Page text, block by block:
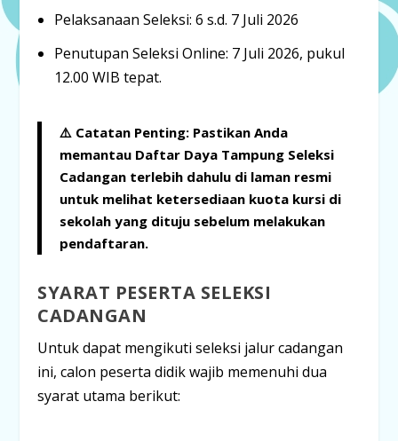
Pelaksanaan Seleksi: 6 s.d. 7 Juli 2026
Penutupan Seleksi Online: 7 Juli 2026, pukul
12.00 WIB tepat.
⚠️ Catatan Penting: Pastikan Anda
memantau Daftar Daya Tampung Seleksi
Cadangan terlebih dahulu di laman resmi
untuk melihat ketersediaan kuota kursi di
sekolah yang dituju sebelum melakukan
pendaftaran.
SYARAT PESERTA SELEKSI
CADANGAN
Untuk dapat mengikuti seleksi jalur cadangan
ini, calon peserta didik wajib memenuhi dua
syarat utama berikut: